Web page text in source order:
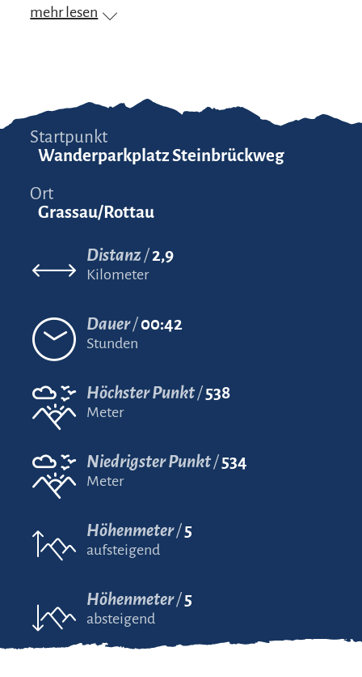
mehr lesen
Startpunkt
Wanderparkplatz Steinbrückweg
Ort
Grassau/Rottau
Distanz 2,9
Kilometer
Dauer 00:42
Stunden
Höchster Punkt 538
Meter
Niedrigster Punkt 534
Meter
Höhenmeter 5
aufsteigend
Höhenmeter 5
absteigend